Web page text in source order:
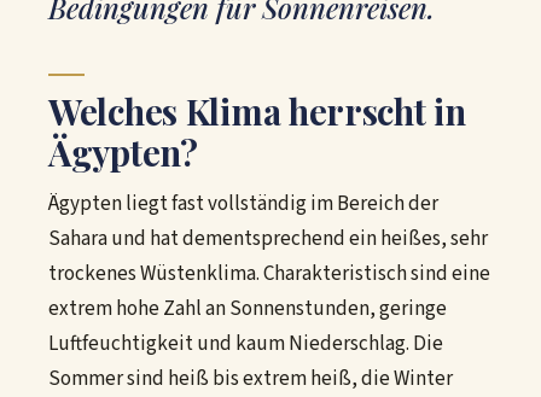
Welches Klima herrscht in
Ägypten?
Ägypten liegt fast vollständig im Bereich der
Sahara und hat dementsprechend ein heißes, sehr
trockenes Wüstenklima. Charakteristisch sind eine
extrem hohe Zahl an Sonnenstunden, geringe
Luftfeuchtigkeit und kaum Niederschlag. Die
Sommer sind heiß bis extrem heiß, die Winter